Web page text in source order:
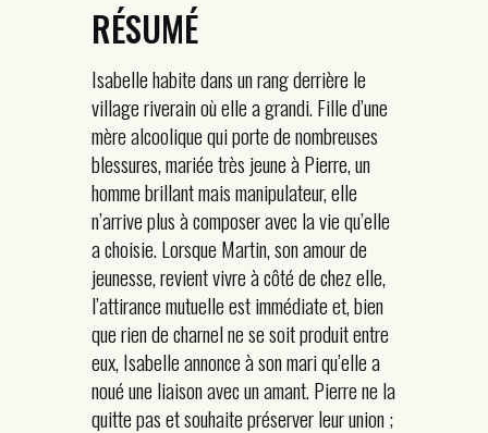
RÉSUMÉ
Isabelle habite dans un rang derrière le
village riverain où elle a grandi. Fille d’une
mère alcoolique qui porte de nombreuses
blessures, mariée très jeune à Pierre, un
homme brillant mais manipulateur, elle
n’arrive plus à composer avec la vie qu’elle
a choisie. Lorsque Martin, son amour de
jeunesse, revient vivre à côté de chez elle,
l’attirance mutuelle est immédiate et, bien
que rien de charnel ne se soit produit entre
eux, Isabelle annonce à son mari qu’elle a
noué une liaison avec un amant. Pierre ne la
quitte pas et souhaite préserver leur union ;